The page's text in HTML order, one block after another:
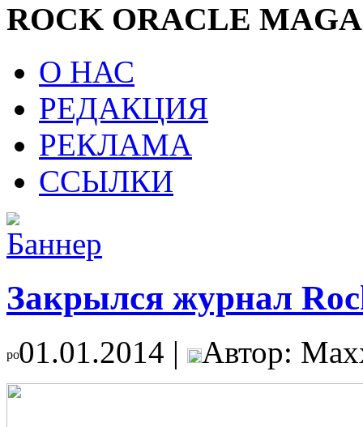
ROCK ORACLE
О НАС
РЕДАКЦИЯ
РЕКЛАМА
ССЫЛКИ
Закрылся журнал
01.01.2014 | Автор: